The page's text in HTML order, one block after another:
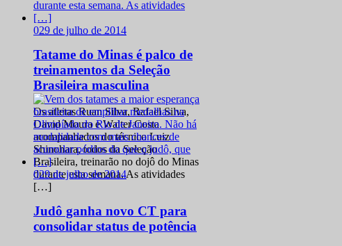
029 de julho de 2014
Tatame do Minas é palco de
treinamentos da Seleção
Brasileira masculina
Os atletas Ruan Silva, Rafael Silva,
David Moura e Walter Costa
acompanhados do técnico Luiz
Shinohara, todos da Seleção
Brasileira, treinarão no dojô do Minas
durante esta semana. As atividades
[…]
029 de julho de 2014
Judô ganha novo CT para
consolidar status de potência